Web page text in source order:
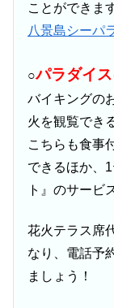
ことができま
八景島シーパ
○パラダイ
バイキングの
火を観覧でき
こちらも食事
できるほか、
ト』のサービ
花火テラス席
なり、電話予
ましょう！